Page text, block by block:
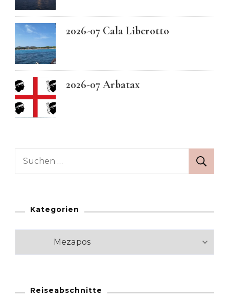
2026-07 Cala Liberotto
2026-07 Arbatax
Suchen
Kategorien
Kategorien
Reiseabschnitte